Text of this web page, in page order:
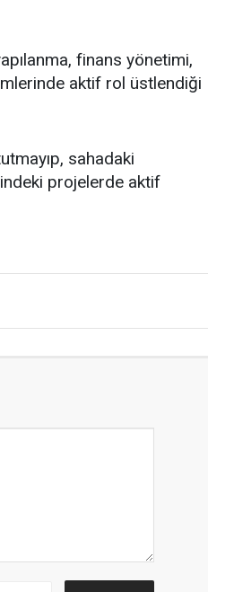
finans yönetimi,
aktif rol üstlendiği
sahadaki
projelerde aktif